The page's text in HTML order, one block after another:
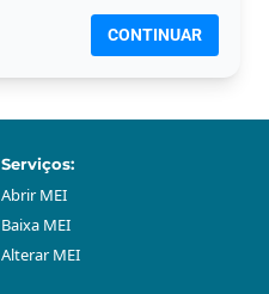
CONTINUAR
Serviços:
Abrir МЕI
Baixa МЕI
Alterar МЕI